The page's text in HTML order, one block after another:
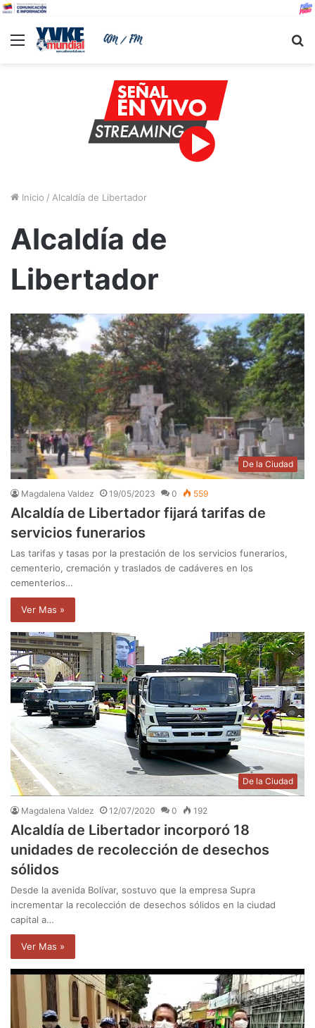
Menu
Inicio / Alcaldía de Libertador
Alcaldía de
Libertador
De la Ciudad
Magdalena Valdez 19/05/2023 0 559
Alcaldía de Libertador fijará tarifas de
servicios funerarios
Las tarifas y tasas por la prestación de los servicios funerarios,
cementerio, cremación y traslados de cadáveres en los
cementerios…
Ver Mas »
De la Ciudad
Magdalena Valdez 12/07/2020 0 192
Alcaldía de Libertador incorporó 18
unidades de recolección de desechos
sólidos
Desde la avenida Bolívar, sostuvo que la empresa Supra
incrementar la recolección de desechos sólidos en la ciudad
capital a…
Ver Mas »